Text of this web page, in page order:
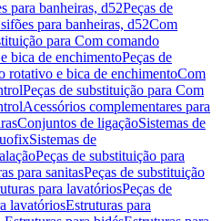
para banheiras, d52Peças de
para banheiras, d52Com
para Com comando
bica de enchimentoPeças de
rotativo e bica de enchimentoCom
Peças de substituição para Com
Acessórios complementares para
Conjuntos de ligaçãoSistemas de
Sistemas de
Peças de substituição para
para sanitasPeças de substituição
para lavatóriosPeças de
lavatóriosEstruturas para